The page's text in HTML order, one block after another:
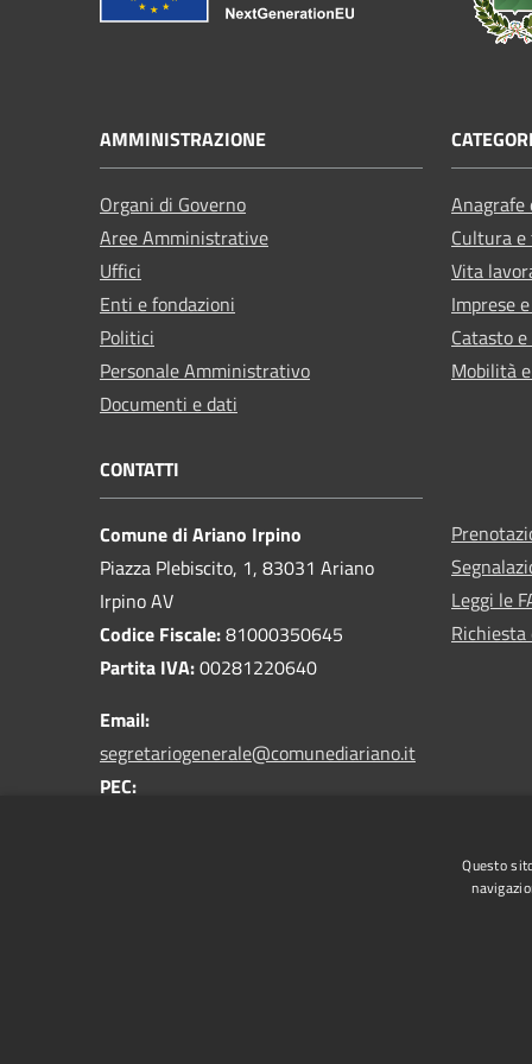
AMMINISTRAZIONE
Organi di Governo
Aree Amministrative
Uffici
Enti e fondazioni
Politici
Personale Amministrativo
Documenti e dati
Cultura
Vita
Imprese
Catasto
Mobilità
CONTATTI
Comune di Ariano Irpino
Piazza Plebiscito, 1, 83031 Ariano
Irpino AV
Codice Fiscale:81000350645
Partita IVA:00281220640
Email:
segretariogenerale@comunediariano.it
PEC:
Leggi le
Questo